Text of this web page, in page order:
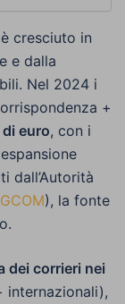
cresciuto in
e dalla
Nel 2024 i
+
euro, con i
dall’Autorità
), la fonte
dei corrieri nei
internazionali),